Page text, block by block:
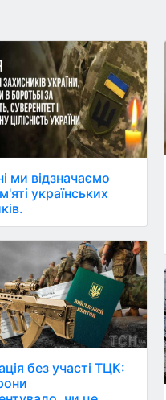
ми відзначаємо
українських
без участі ТЦК: